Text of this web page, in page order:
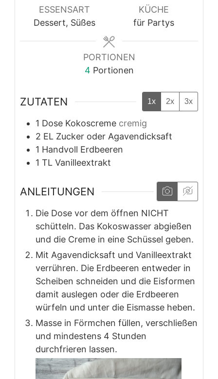
ESSENSART
Dessert, Süßes
KÜCHE
für Partys
PORTIONEN
4 Portionen
ZUTATEN 1x 2x 3x
1 Dose Kokoscreme cremig
2 EL Zucker oder Agavendicksaft
1 Handvoll Erdbeeren
1 TL Vanilleextrakt
ANLEITUNGEN
Die Dose vor dem öffnen NICHT
schütteln. Das Kokoswasser abgießen
und die Creme in eine Schüssel geben.
Mit Agavendicksaft und Vanilleextrakt
verrühren. Die Erdbeeren entweder in
Scheiben schneiden und die Eisformen
damit auslegen oder die Erdbeeren
würfeln und unter die Eismasse heben.
Masse in Förmchen füllen, verschließen
und mindestens 4 Stunden
durchfrieren lassen.